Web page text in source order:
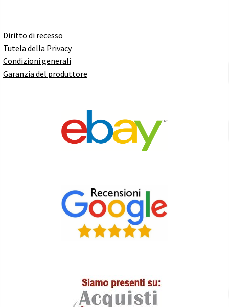
Diritto di recesso
Tutela della Privacy
Condizioni generali
Garanzia del produttore